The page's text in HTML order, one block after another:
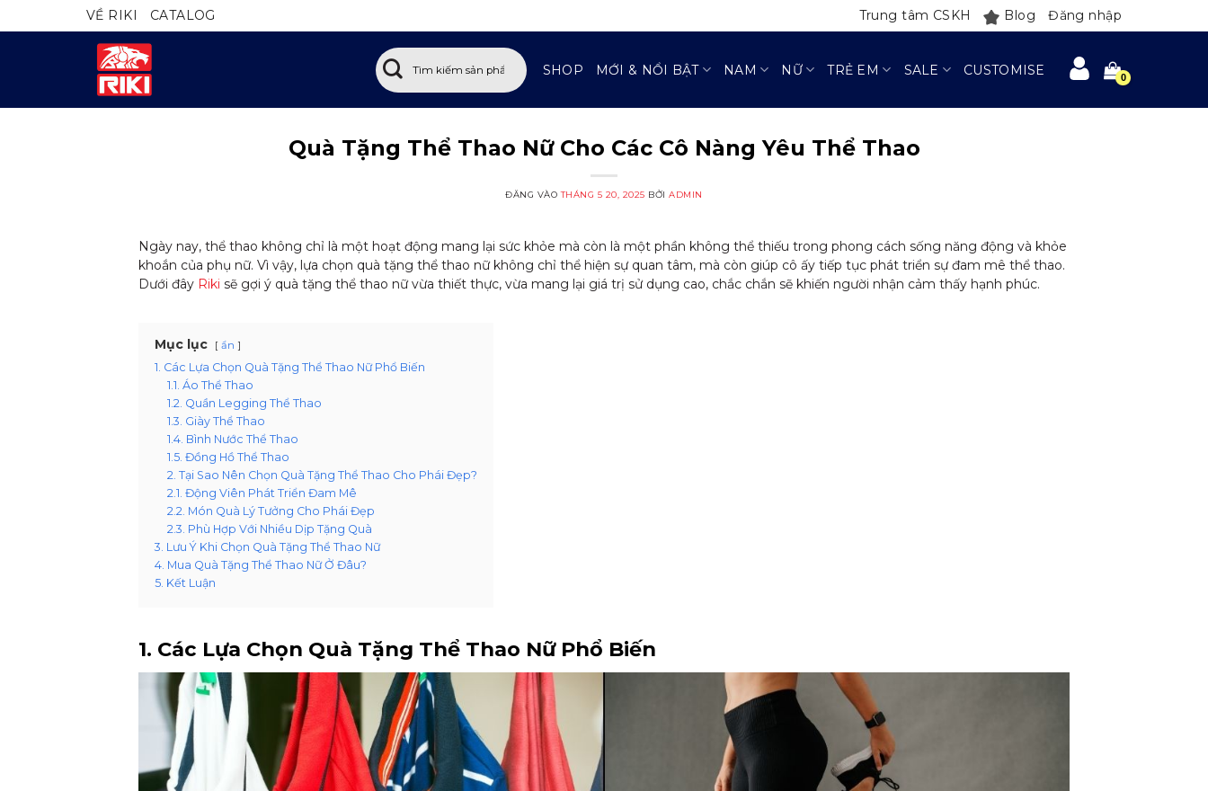
VỀ RIKI CATALOG Trung tâm CSKH Blog Đăng nhập
Tìm
kiếm:
SHOP MỚI & NỔI BẬT NAM NỮ TRẺ EM SALE CUSTOMISE
Quà Tặng Thể Thao Nữ Cho Các Cô Nàng Yêu Thể Thao
ĐĂNG VÀOTHÁNG 5 20, 2025 BỞIADMIN
Ngày nay, thể thao không chỉ là một hoạt động mang lại sức khỏe mà còn là một phần không thể thiếu trong phong cách sống năng động và khỏe
khoắn của phụ nữ. Vì vậy, lựa chọn quà tặng thể thao nữ không chỉ thể hiện sự quan tâm, mà còn giúp cô ấy tiếp tục phát triển sự đam mê thể thao.
Dưới đây Riki sẽ gợi ý quà tặng thể thao nữ vừa thiết thực, vừa mang lại giá trị sử dụng cao, chắc chắn sẽ khiến người nhận cảm thấy hạnh phúc.
Mục lục ẩn
1. Các Lựa Chọn Quà Tặng Thể Thao Nữ Phổ Biến
1.1. Áo Thể Thao
1.2. Quần Legging Thể Thao
1.3. Giày Thể Thao
1.4. Bình Nước Thể Thao
1.5. Đồng Hồ Thể Thao
2. Tại Sao Nên Chọn Quà Tặng Thể Thao Cho Phái Đẹp?
2.1. Động Viên Phát Triển Đam Mê
2.2. Món Quà Lý Tưởng Cho Phái Đẹp
2.3. Phù Hợp Với Nhiều Dịp Tặng Quà
3. Lưu Ý Khi Chọn Quà Tặng Thể Thao Nữ
4. Mua Quà Tặng Thể Thao Nữ Ở Đâu?
5. Kết Luận
1. Các Lựa Chọn Quà Tặng Thể Thao Nữ Phổ Biến